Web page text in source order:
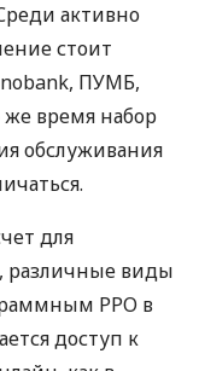
активно
стоит
ПУМБ,
же время набор
обслуживания
для
различные виды
РРО в
доступ к